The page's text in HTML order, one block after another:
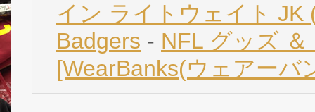
イン ライトウェイト JK
Badgers - NFL グッズ
[WearBanks(ウェアーバ